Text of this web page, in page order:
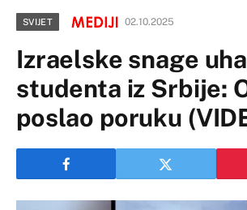
SVIJET 02.10.2025
Izraelske snage
studenta iz Srbije:
poslao poruku